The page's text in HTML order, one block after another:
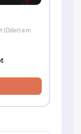
(Oder) am